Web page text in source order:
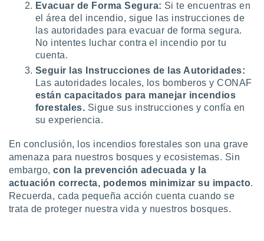
Evacuar de Forma Segura: Si te encuentras en
el área del incendio, sigue las instrucciones de
las autoridades para evacuar de forma segura.
No intentes luchar contra el incendio por tu
cuenta.
Seguir las Instrucciones de las Autoridades:
Las autoridades locales, los bomberos y CONAF
están capacitados para manejar incendios
forestales. Sigue sus instrucciones y confía en
su experiencia.
En conclusión, los incendios forestales son una grave
amenaza para nuestros bosques y ecosistemas. Sin
embargo, con la prevención adecuada y la
actuación correcta, podemos minimizar su impacto.
Recuerda, cada pequeña acción cuenta cuando se
trata de proteger nuestra vida y nuestros bosques.